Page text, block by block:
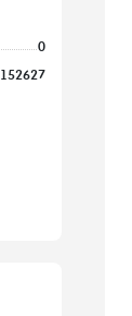
0
152627